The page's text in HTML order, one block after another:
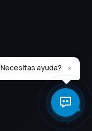
Necesitas ayuda? ×